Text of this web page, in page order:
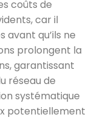
coûts de
car il
avant qu’ils ne
prolongent la
garantissant
réseau de
systématique
potentiellement